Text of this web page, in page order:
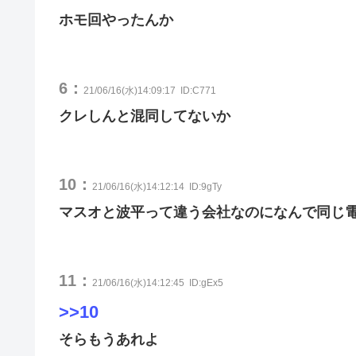
ホモ回やったんか
6： 21/06/16(水)14:09:17 ID:C771
クレしんと混同してないか
10： 21/06/16(水)14:12:14 ID:9gTy
マスオと波平って違う会社なのになんで同じ
11： 21/06/16(水)14:12:45 ID:gEx5
>>10
そらもうあれよ